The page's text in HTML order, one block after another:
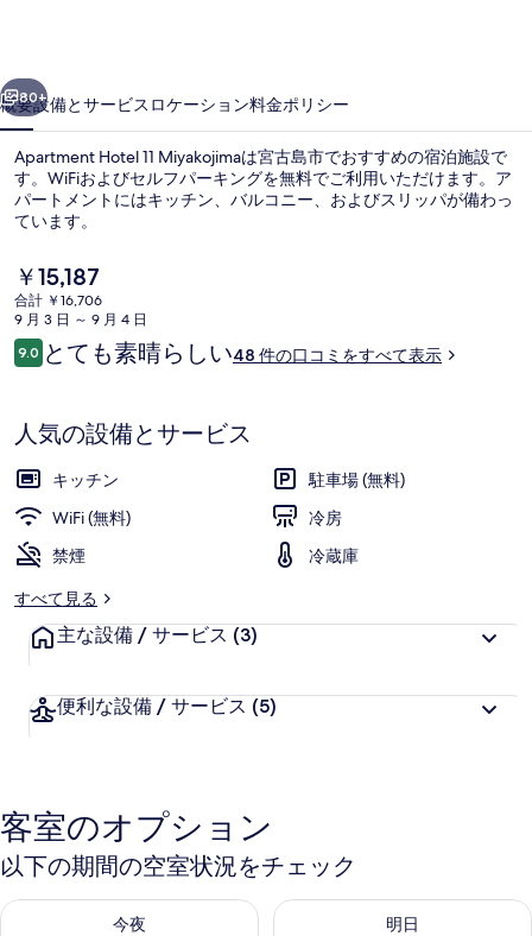
ギ
ャ
ラ
リ
ー
施設からの眺望
次へ
80+
概要設備とサービス ロケーション料金ポリシー
Apartment Hotel 11 Miyakojimaは宮古島市でおすすめの宿泊施設で
す。WiFiおよびセルフパーキングを無料でご利用いただけます。ア
パートメントにはキッチン、バルコニー、およびスリッパが備わっ
ています。
現
在
の
料
金
で
す
￥15,187
合計 ￥16,706
9 月 3 日 ～ 9 月 4 日
口
コ
9.010段階中9.0
とても素晴らしい48 件の口コミをすべて表示
人気の設備とサービス
キッチン
駐車場 (無料)
WiFi (無料)
冷房
禁煙
冷蔵庫
すべて見る
主な設備 / サービス (3)
便利な設備 / サービス (5)
客室のオプション
以下の期間の空室状況をチェック
今夜
今夜 8月 7 - 8月 8 の空室状況をチェック
明日
明日 8月 8 - 8月 9 の空室状況